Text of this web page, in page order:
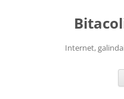
Internet,